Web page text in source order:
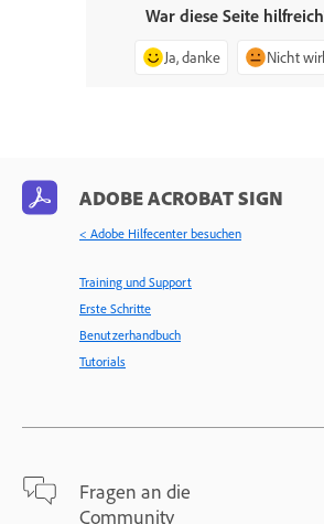
War diese Seite
Ja, danke Nicht
ADOBE ACROBAT SIGN
< Adobe Hilfecenter besuchen
Training und Support
Erste Schritte
Benutzerhandbuch
Tutorials
Fragen an die
Community